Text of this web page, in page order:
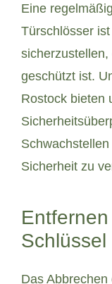
Eine
Türschlösser
geschützt ist.
Rostock bieten
Sicherheit zu
Schlüssel
Das